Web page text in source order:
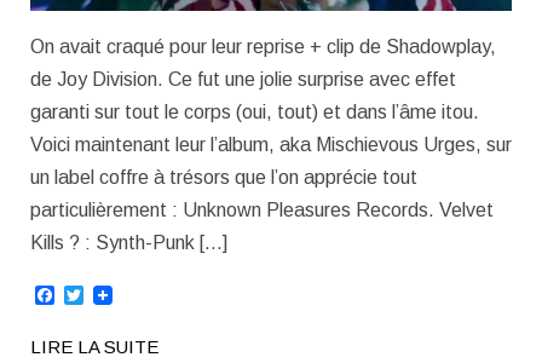
On avait craqué pour leur reprise + clip de Shadowplay,
de Joy Division. Ce fut une jolie surprise avec effet
garanti sur tout le corps (oui, tout) et dans l’âme itou.
Voici maintenant leur l’album, aka Mischievous Urges, sur
un label coffre à trésors que l’on apprécie tout
particulièrement : Unknown Pleasures Records. Velvet
Kills ? : Synth-Punk […]
Facebook
Twitter
LIRE LA SUITE